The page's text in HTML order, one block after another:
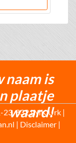
naam is
plaatje
waard!
23, 8321MK Urk |
| Disclaimer|